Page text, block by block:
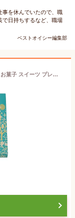
事を休んでいたので、職
で日持ちするなど、職場
ベストオイシー編集部
【上野風月堂 プティゴーフル2枚入り×24袋】お菓子 スイーツ プレゼント 焼き菓子 ギフト 菓子折り 御挨拶 粗品 記念品 景品 退職 クッキー ビスケット 御祝い 内祝い バレンタイン